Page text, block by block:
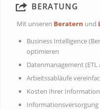
BERATUNG
Mit unseren Beratern und
Business Intelligence
optimieren
Datenmanagement
Arbeitssabläufe
Kosten Ihrer
Informationsversorgung